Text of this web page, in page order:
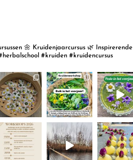
🌼 Kruidenjaarcursus🌿 Inspirerende
#kruiden #kruidencursus